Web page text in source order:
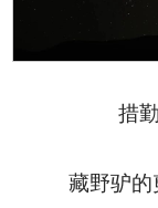
措
藏野驴